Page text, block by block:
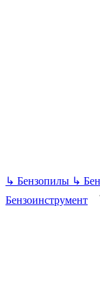
↳ Бензопилы ↳
Бензоинструмент